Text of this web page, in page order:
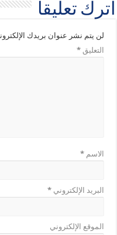
اترك تعليقاً
لن يتم نشر عنوان بريدك
التعليق*
الاسم*
البريد الإلكتروني*
الموقع الإلكتروني